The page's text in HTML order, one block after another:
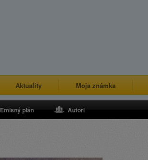
Aktuality Moja známka
Emisný plán Autori